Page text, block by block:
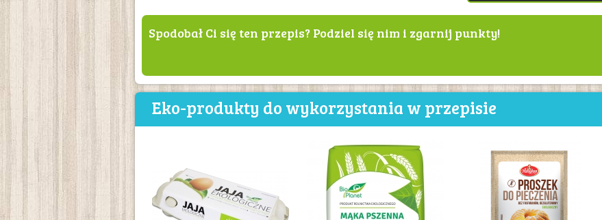
Spodobał Ci się ten przepis? Podziel się nim i zgarnij punkty!
Eko-produkty do wykorzystania w przepisie